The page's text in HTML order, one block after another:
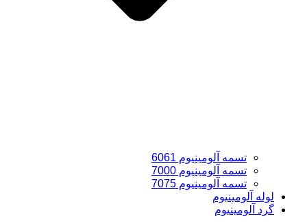
تسمه آلومینیوم 6061
تسمه آلومینیوم 7000
تسمه آلومینیوم 7075
لوله آلومینیوم
گرد آلومینیوم